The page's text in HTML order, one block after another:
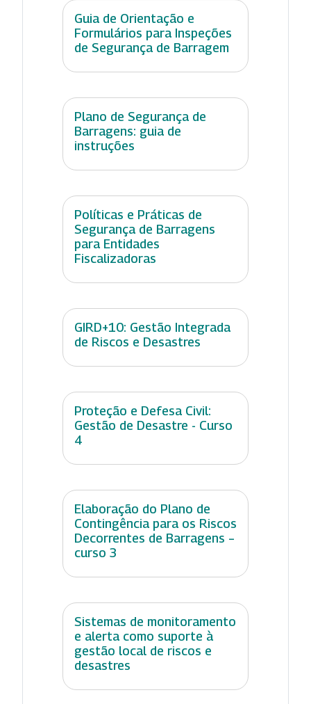
Guia de Orientação e
Formulários para Inspeções
de Segurança de Barragem
Plano de Segurança de
Barragens: guia de
instruções
Políticas e Práticas de
Segurança de Barragens
para Entidades
Fiscalizadoras
GIRD+10: Gestão Integrada
de Riscos e Desastres
Proteção e Defesa Civil:
Gestão de Desastre - Curso
4
Elaboração do Plano de
Contingência para os Riscos
Decorrentes de Barragens –
curso 3
Sistemas de monitoramento
e alerta como suporte à
gestão local de riscos e
desastres